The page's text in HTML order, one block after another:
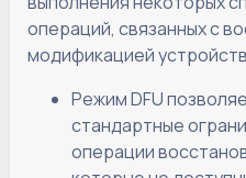
операций, связанных с
модификацией
Режим DFU
стандартные
операции